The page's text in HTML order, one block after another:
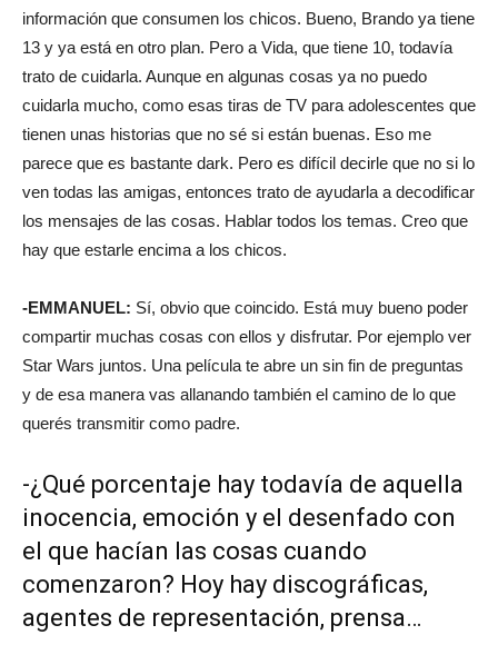
información que consumen los chicos. Bueno, Brando ya tiene
13 y ya está en otro plan. Pero a Vida, que tiene 10, todavía
trato de cuidarla. Aunque en algunas cosas ya no puedo
cuidarla mucho, como esas tiras de TV para adolescentes que
tienen unas historias que no sé si están buenas. Eso me
parece que es bastante dark. Pero es difícil decirle que no si lo
ven todas las amigas, entonces trato de ayudarla a decodificar
los mensajes de las cosas. Hablar todos los temas. Creo que
hay que estarle encima a los chicos.
-EMMANUEL: Sí, obvio que coincido. Está muy bueno poder
compartir muchas cosas con ellos y disfrutar. Por ejemplo ver
Star Wars juntos. Una película te abre un sin fin de preguntas
y de esa manera vas allanando también el camino de lo que
querés transmitir como padre.
-¿Qué porcentaje hay todavía de aquella
inocencia, emoción y el desenfado con
el que hacían las cosas cuando
comenzaron? Hoy hay discográficas,
agentes de representación, prensa…